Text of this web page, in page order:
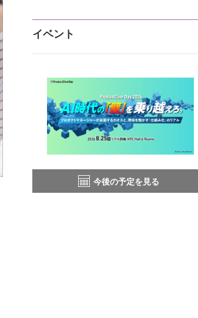
イベント
今後の予定を見る